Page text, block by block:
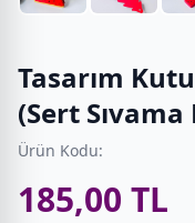
Tasarım
(Sert
Ürün Kodu:
185,00 TL